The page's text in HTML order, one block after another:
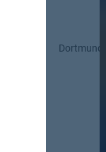
Dortmund